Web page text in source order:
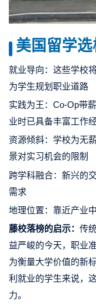
美国留学
就业导向：这些学校
为学生规划职业道路
实践为王：Co-Op带
业时已具备丰富工作
资源倾斜：学校为无
景对实习机会的限制
跨学科融合：新兴的
需求
地理位置：靠近产业
藤校落榜的启示： 传
益严峻的今天，职业
为衡量大学价值的新
利就业的学生来说，
力。